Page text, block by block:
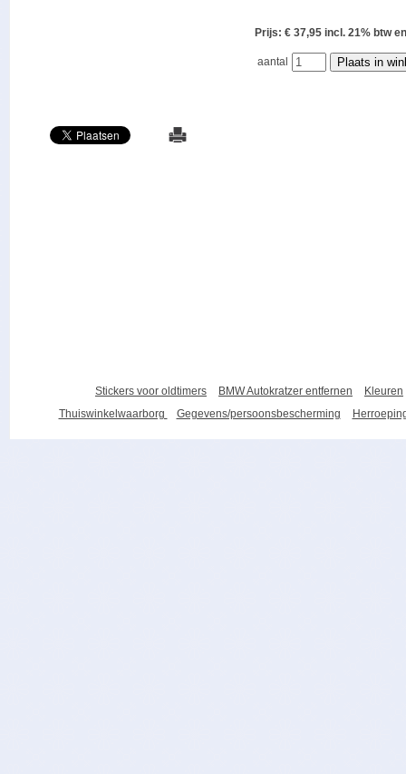
Prijs: € 37,95 incl. 21% btw
aantal
Stickers voor oldtimers BMW Autokratzer entfernen
Kleuren
Thuiswinkelwaarborg
Gegevens/persoonsbescherming